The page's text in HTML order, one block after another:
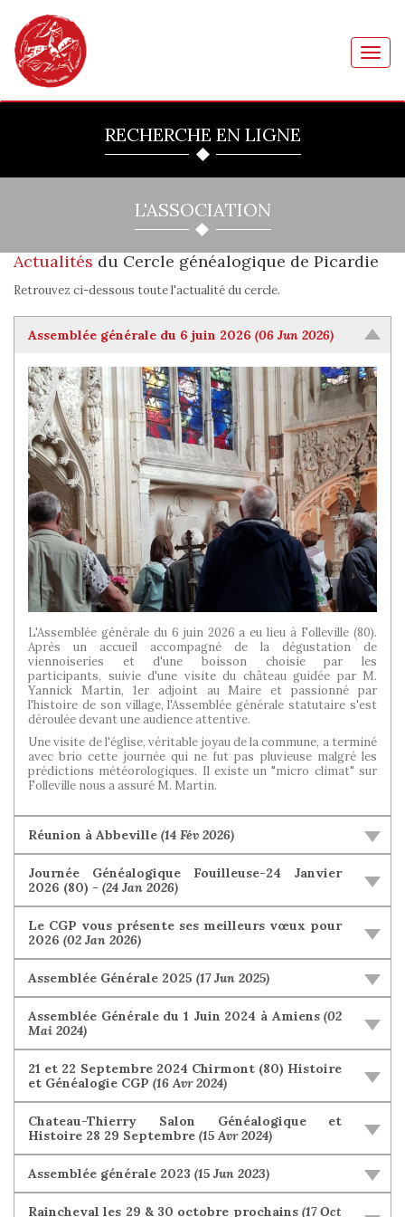
RECHERCHE EN LIGNE
L'ASSOCIATION
Actualités du Cercle généalogique de Picardie
Retrouvez ci-dessous toute l'actualité du cercle.
Assemblée générale du 6 juin 2026 (06 Jun 2026)
L'Assemblée générale du 6 juin 2026 a eu lieu à Folleville (80).
Après un accueil accompagné de la dégustation de
viennoiseries et d'une boisson choisie par les
participants, suivie d'une visite du château guidée par M.
Yannick Martin, 1er adjoint au Maire et passionné par
l'histoire de son village, l'Assemblée générale statutaire s'est
déroulée devant une audience attentive.
Une visite de l'église, véritable joyau de la commune, a terminé
avec brio cette journée qui ne fut pas pluvieuse malgré les
prédictions météorologiques. Il existe un "micro climat" sur
Folleville nous a assuré M. Martin.
Réunion à Abbeville (14 Fév 2026)
Journée Généalogique Fouilleuse-24 Janvier
2026 (80) - (24 Jan 2026)
Le CGP vous présente ses meilleurs vœux pour
2026 (02 Jan 2026)
Assemblée Générale 2025 (17 Jun 2025)
Assemblée Générale du 1 Juin 2024 à Amiens(02
Mai 2024)
21 et 22 Septembre 2024 Chirmont (80) Histoire
et Généalogie CGP (16 Avr 2024)
Chateau-Thierry Salon Généalogique et
Histoire 28 29 Septembre (15 Avr 2024)
Assemblée générale 2023 (15 Jun 2023)
Raincheval les 29 & 30 octobre prochains(17 Oct